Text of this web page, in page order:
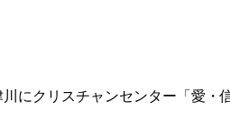
にクリスチャンセンター「愛・